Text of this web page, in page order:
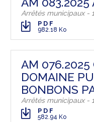
Arrêtés municipaux -
PDF
982.18 Ko
AM 076.2025
DOMAINE
BONBONS
Arrêtés municipaux -
PDF
582.94 Ko